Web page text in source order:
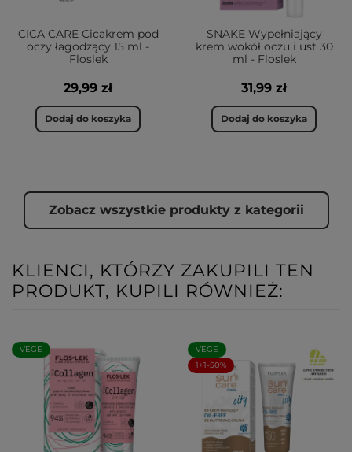
CICA CARE Cicakrem pod
oczy łagodzący 15 ml -
Floslek
29,99 zł
Dodaj do koszyka
SNAKE Wypełniający
krem wokół oczu i ust 30
ml - Floslek
31,99 zł
Dodaj do koszyka
Zobacz wszystkie produkty z kategorii
KLIENCI, KTÓRZY ZAKUPILI TEN
PRODUKT, KUPILI RÓWNIEŻ:
VEGE
VEGE
1+1-50%